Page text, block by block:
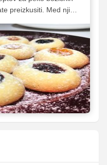
preizkusiti. Med njimi
sladkih zalogajev, ki jih
se najde kar nekaj
da podrobno
pa izberete najljubše,
pogostili svoje